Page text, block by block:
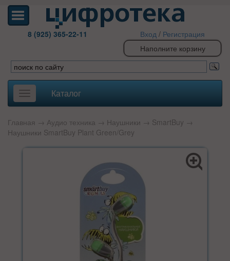
8 (925) 365-22-11 Вход / Регистрация
Наполните корзину
Toggle
navigation
Каталог
Главная → Аудио техника → Наушники → SmartBuy →
Наушники SmartBuy Plant Green/Grey